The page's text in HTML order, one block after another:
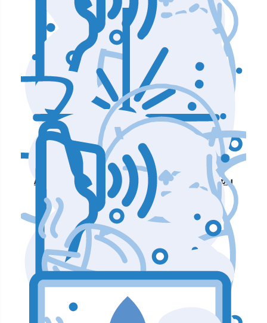
Аппараты по уходу и чистке лица
Аппараты для массажа и коррекции фигуры
Аппараты для лазерных процедур
Уход и подтяжка кожи лица